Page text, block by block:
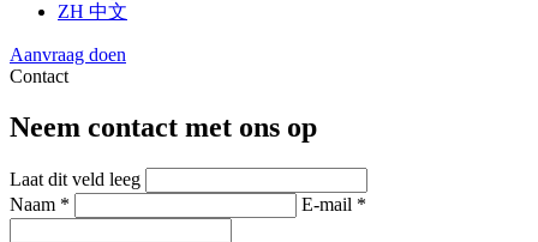
ZH 中文
Aanvraag doen
Contact
Neem contact met ons op
Laat dit veld leeg
Naam *
E-mail *